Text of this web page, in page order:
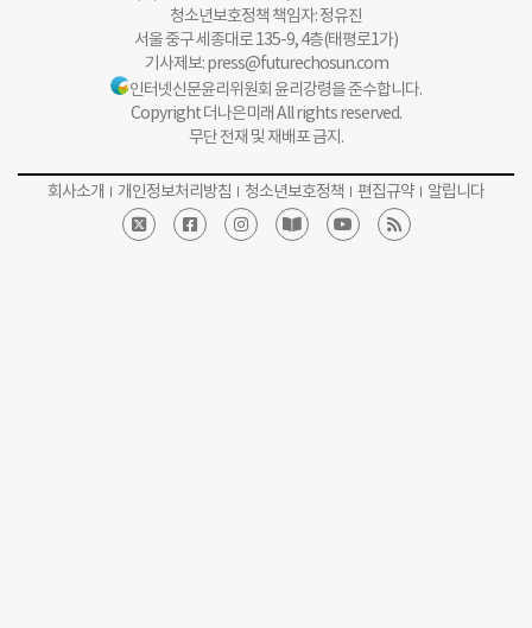
청소년보호정책 책임자: 정유진
서울 중구 세종대로 135-9, 4층(태평로1가)
기사제보:press@futurechosun.com
인터넷신문윤리위원회 윤리강령을 준수합니다.
Copyright 더나은미래 All rights reserved.
무단 전재 및 재배포 금지.
회사소개 개인정보처리방침 청소년보호정책 편집규약 알립니다